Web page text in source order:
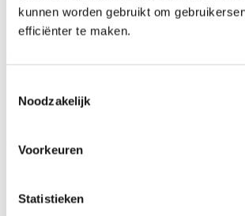
kunnen worden gebruikt om
efficiënter te maken.
Noodzakelijk
Voorkeuren
Statistieken
Rated 5out of 5
Ina
Les commentaires sont fermés.
Vous connaissez déjà